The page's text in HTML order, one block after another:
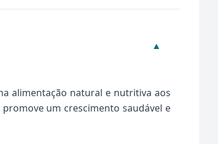
▼
alimentação natural e nutritiva aos
um crescimento saudável e